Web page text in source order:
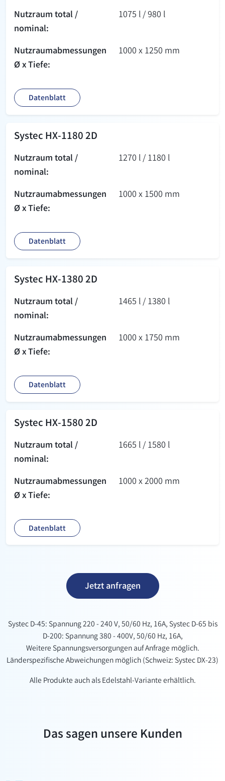
Nutzraum total /
nominal:
1075 l / 980 l
Nutzraum­abmessungen
Ø x Tiefe:
1000 x 1250 mm
Datenblatt
Systec HX-1180 2D
Nutzraum total /
nominal:
1270 l / 1180 l
Nutzraum­abmessungen
Ø x Tiefe:
1000 x 1500 mm
Datenblatt
Systec HX-1380 2D
Nutzraum total /
nominal:
1465 l / 1380 l
Nutzraum­abmessungen
Ø x Tiefe:
1000 x 1750 mm
Datenblatt
Systec HX-1580 2D
Nutzraum total /
nominal:
1665 l / 1580 l
Nutzraum­abmessungen
Ø x Tiefe:
1000 x 2000 mm
Datenblatt
Jetzt anfragen
Systec D-45: Spannung 220 - 240 V, 50/60 Hz, 16A, Systec D-65 bis
D-200: Spannung 380 - 400V, 50/60 Hz, 16A,
Weitere Spannungsversorgungen auf Anfrage möglich.
Länderspezifische Abweichungen möglich (Schweiz: Systec DX-23)
Alle Produkte auch als Edelstahl-Variante erhältlich.
Das sagen unsere Kunden